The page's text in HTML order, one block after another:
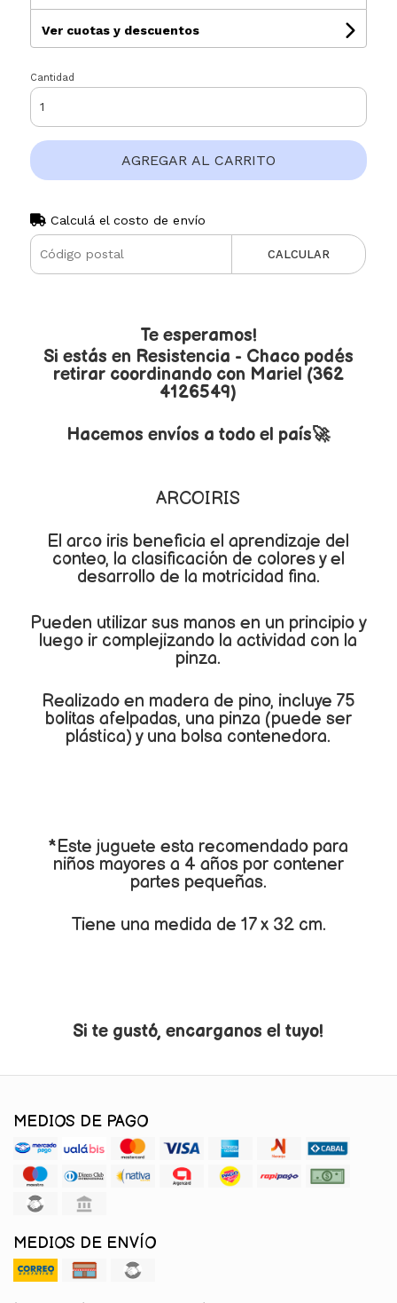
Ver cuotas y descuentos
Cantidad
AGREGAR AL CARRITO
Calculá el costo de envío
CALCULAR
Te esperamos!
Si estás en Resistencia - Chaco podés
retirar coordinando con Mariel (362
4126549)
Hacemos envíos a todo el país🚀
ARCOIRIS
El arco iris beneficia el aprendizaje del
conteo, la clasificación de colores y el
desarrollo de la motricidad fina.
Pueden utilizar sus manos en un principio y
luego ir complejizando la actividad con la
pinza.
Realizado en madera de pino, incluye 75
bolitas afelpadas, una pinza (puede ser
plástica) y una bolsa contenedora.
*Este juguete esta recomendado para
niños mayores a 4 años por contener
partes pequeñas.
Tiene una medida de 17 x 32 cm.
Si te gustó, encarganos el tuyo!
MEDIOS DE PAGO
MEDIOS DE ENVÍO